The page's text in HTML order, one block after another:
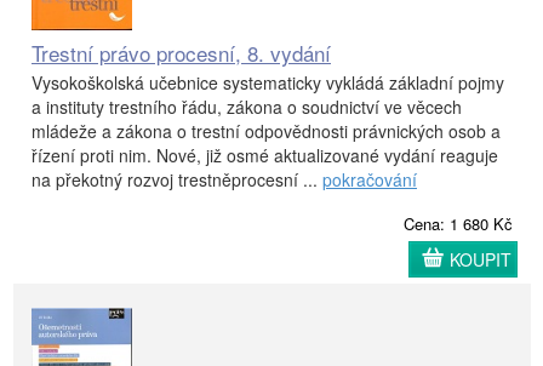
Trestní právo procesní, 8. vydání
Vysokoškolská učebnice systematicky vykládá základní pojmy
a instituty trestního řádu, zákona o soudnictví ve věcech
mládeže a zákona o trestní odpovědnosti právnických osob a
řízení proti nim. Nové, již osmé aktualizované vydání reaguje
na překotný rozvoj trestněprocesní ... pokračování
Cena: 1 680 Kč
KOUPIT